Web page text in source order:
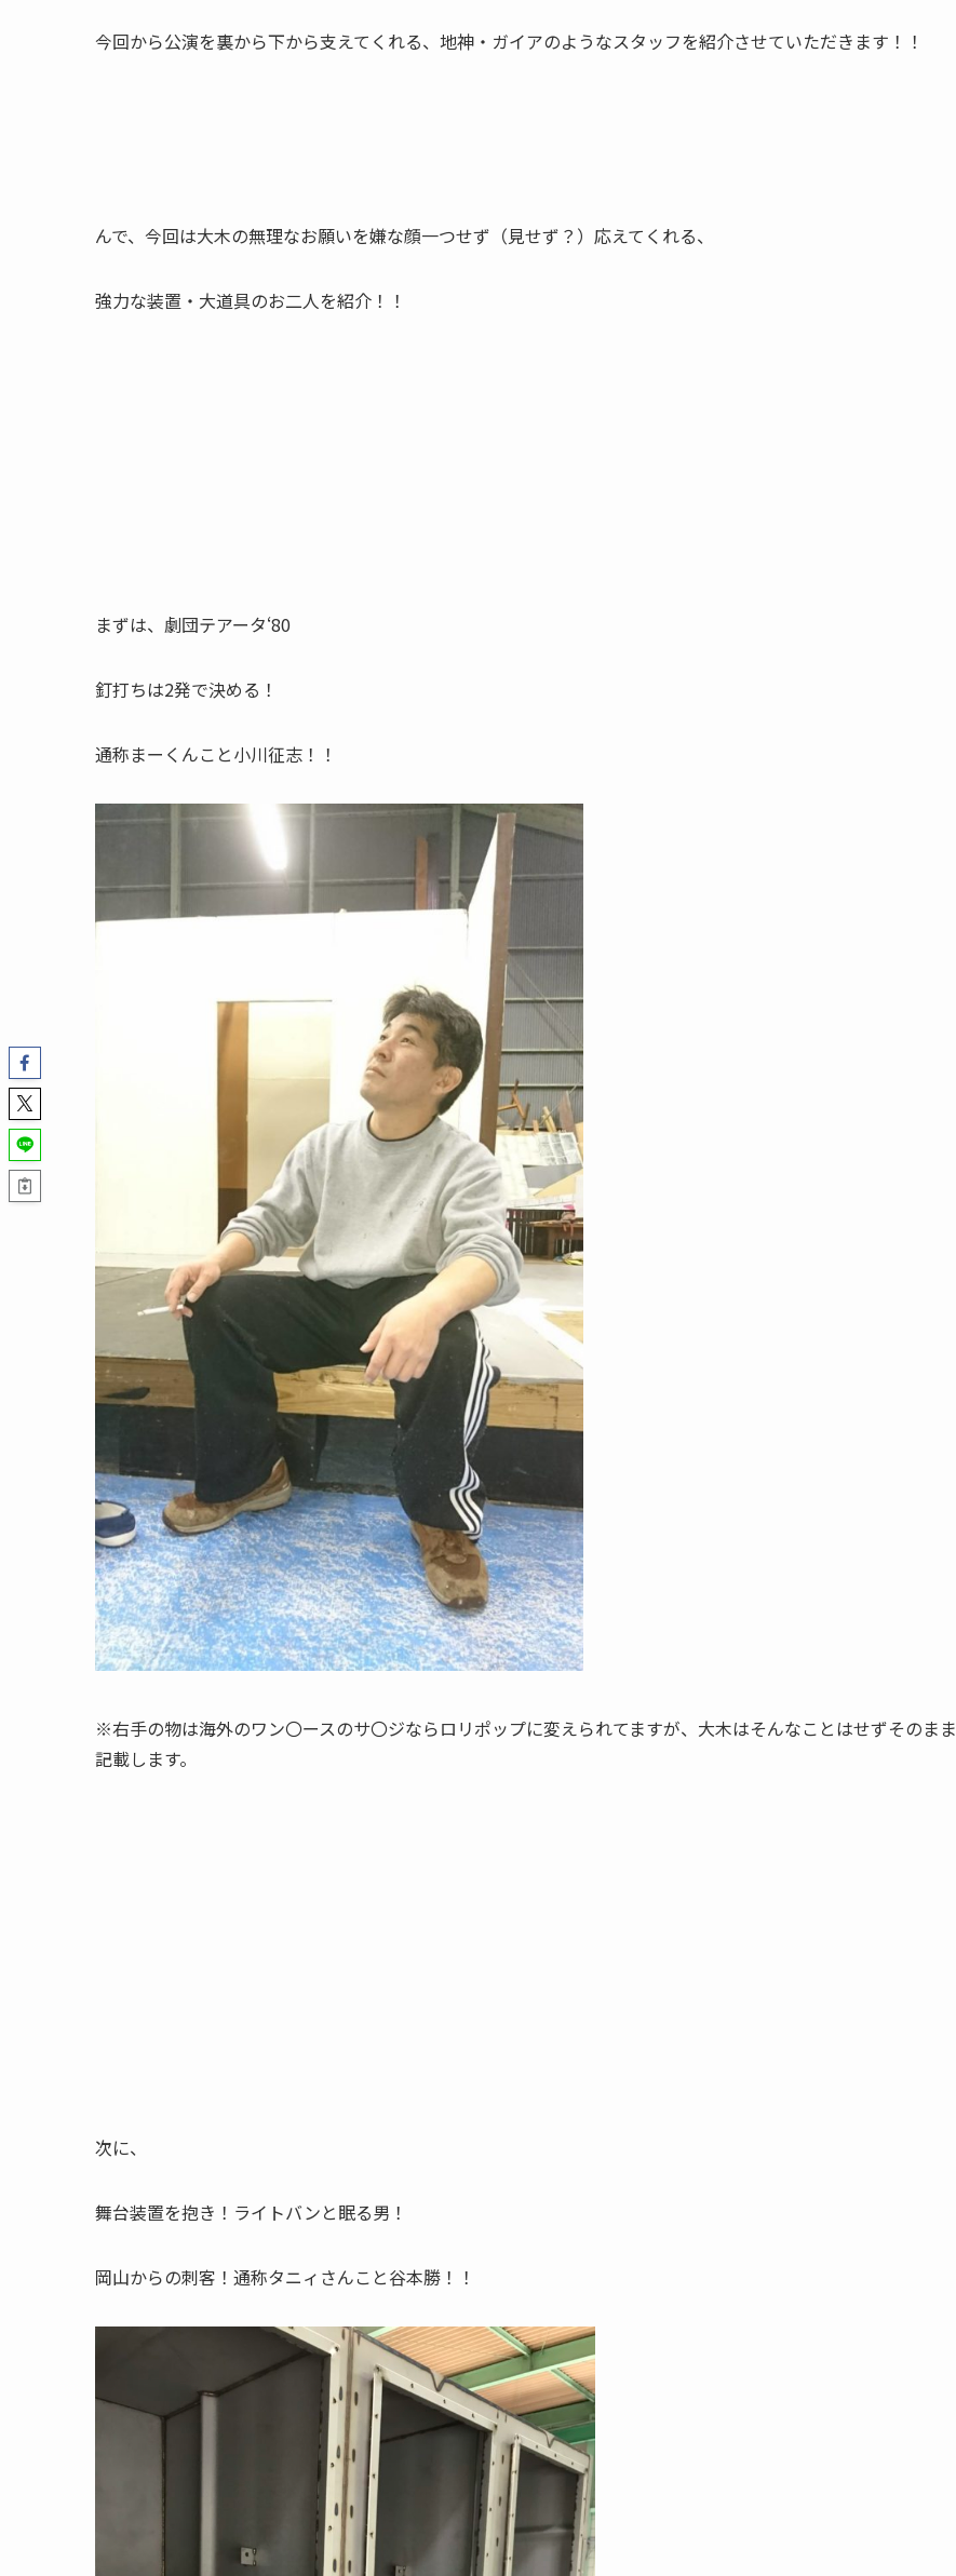
今回から公演を裏から下から支えてくれる、地神・ガイアのようなスタッフを紹介させていただきます！！
んで、今回は大木の無理なお願いを嫌な顔一つせず（見せず？）応えてくれる、
強力な装置・大道具のお二人を紹介！！
まずは、劇団テアータ‘80
釘打ちは2発で決める！
通称まーくんこと小川征志！！
※右手の物は海外のワン〇ースのサ〇ジならロリポップに変えられてますが、大木はそんなことはせずそのまま
記載します。
次に、
舞台装置を抱き！ライトバンと眠る男！
岡山からの刺客！通称タニィさんこと谷本勝！！